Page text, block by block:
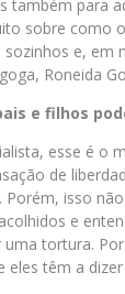
também para
sobre como
e,
Roneida
e filhos
esse é o
de
Porém, isso
e
uma tortura.
eles têm a